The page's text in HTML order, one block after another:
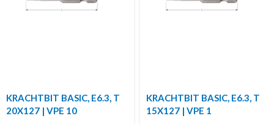
KRACHTBIT BASIC, E6.3, T
20X127 | VPE 10
KRACHTBIT BASIC, E6.3, T
15X127 | VPE 1